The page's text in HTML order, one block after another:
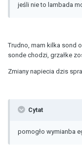
jeśli nie to lambada
Trudno, mam kilka sond
sonde chodzi, grzałke
Zmiany napiecia dzis
Cytat
pomogło wymianba